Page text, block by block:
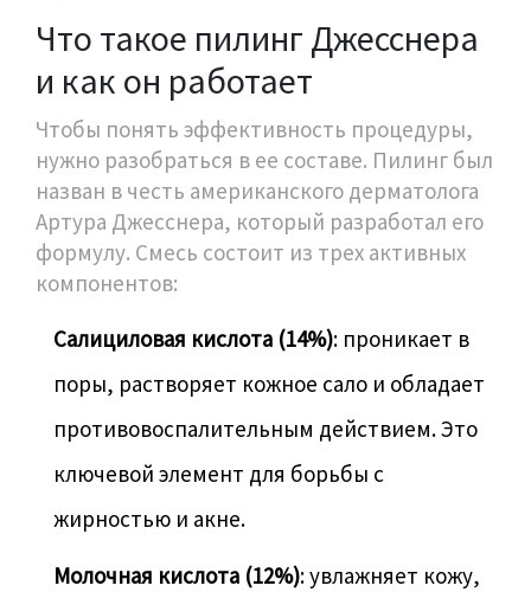
Что такое пилинг Джесснера
и как он работает
Чтобы понять эффективность процедуры,
нужно разобраться в ее составе. Пилинг был
назван в честь американского дерматолога
Артура Джесснера, который разработал его
формулу. Смесь состоит из трех активных
компонентов:
Салициловая кислота (14%): проникает в
поры, растворяет кожное сало и обладает
противовоспалительным действием. Это
ключевой элемент для борьбы с
жирностью и акне.
Молочная кислота (12%): увлажняет кожу,